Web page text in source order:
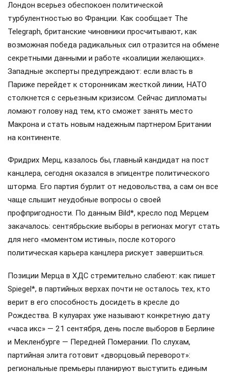
Лондон всерьез обеспокоен политической
турбулентностью во Франции. Как сообщает The
Telegraph, британские чиновники просчитывают, как
возможная победа радикальных сил отразится на обмене
секретными данными и работе «коалиции желающих».
Западные эксперты предупреждают: если власть в
Париже перейдет к сторонникам жесткой линии, НАТО
столкнется с серьезным кризисом. Сейчас дипломаты
ломают голову над тем, кто сможет занять место
Макрона и стать новым надежным партнером Британии
на континенте.
Фридрих Мерц, казалось бы, главный кандидат на пост
канцлера, сегодня оказался в эпицентре политического
шторма. Его партия бурлит от недовольства, а сам он все
чаще слышит неудобные вопросы о своей
профпригодности. По данным Bild*, кресло под Мерцем
закачалось: сентябрьские выборы в регионах могут стать
для него «моментом истины», после которого
политическая карьера канцлера рискует завершиться.
Позиции Мерца в ХДС стремительно слабеют: как пишет
Spiegel*, в партийных верхах почти не осталось тех, кто
верит в его способность досидеть в кресле до
Рождества. В кулуарах уже называют конкретную дату
«часа икс» — 21 сентября, день после выборов в Берлине
и Мекленбурге — Передней Померании. По слухам,
партийная элита готовит «дворцовый переворот»:
региональные премьеры планируют выступить единым